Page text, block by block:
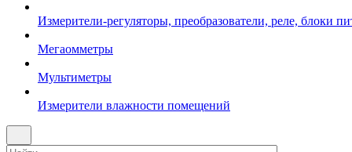
Измерители-регуляторы, преобразователи, реле, блоки
Мегаомметры
Мультиметры
Измерители влажности помещений